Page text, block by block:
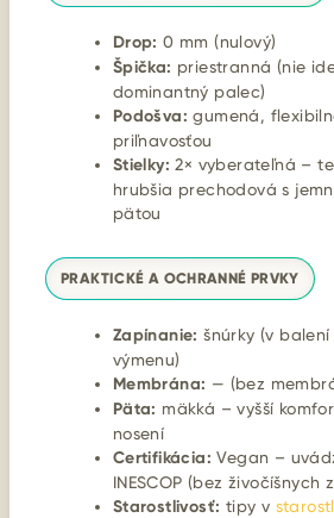
Drop: 0 mm (nulový)
Špička: priestranná (nie
dominantný palec)
Podošva: gumená,
priľnavosťou
Stielky: 2× vyberateľná –
hrubšia prechodová s
pätou
PRAKTICKÉ A OCHRANNÉ PRVKY
Zapínanie: šnúrky (v
výmenu)
Membrána: — (bez
Päta: mäkká – vyšší
nosení
Certifikácia: Vegan –
INESCOP (bez živočíšnych
Starostlivosť: tipy v